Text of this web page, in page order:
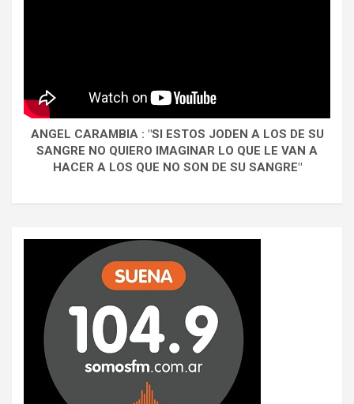
ANGEL CARAMBIA : "SI ESTOS JODEN A LOS DE SU
SANGRE NO QUIERO IMAGINAR LO QUE LE VAN A
HACER A LOS QUE NO SON DE SU SANGRE"